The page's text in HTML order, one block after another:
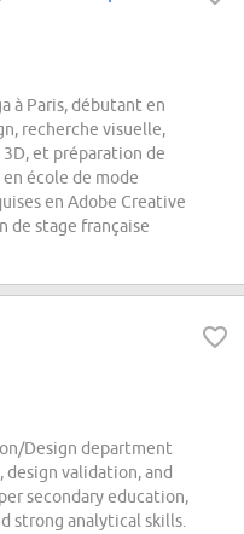
à Paris, débutant en
recherche visuelle,
et préparation de
école de mode
en Adobe Creative
de stage française
Design department
validation, and
secondary education,
strong analytical skills.